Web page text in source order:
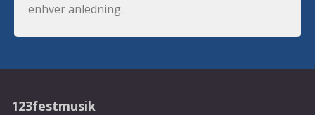
enhver anledning.
123festmusik